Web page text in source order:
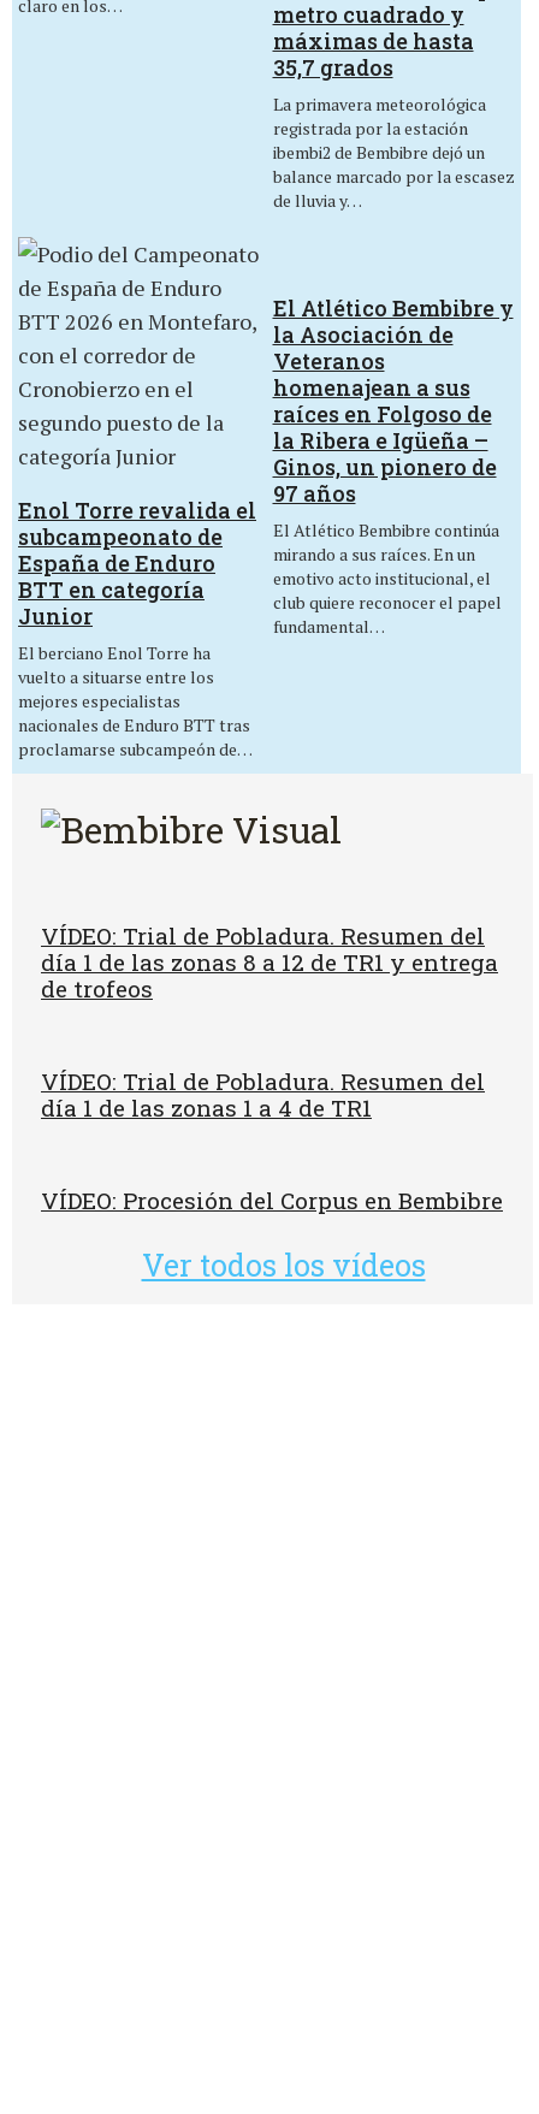
claro en los…
metro cuadrado y
máximas de hasta
35,7 grados
La primavera meteorológica
registrada por la estación
ibembi2 de Bembibre dejó un
balance marcado por la escasez
de lluvia y…
Enol Torre revalida el
subcampeonato de
España de Enduro
BTT en categoría
Junior
El berciano Enol Torre ha
vuelto a situarse entre los
mejores especialistas
nacionales de Enduro BTT tras
proclamarse subcampeón de…
El Atlético Bembibre y
la Asociación de
Veteranos
homenajean a sus
raíces en Folgoso de
la Ribera e Igüeña –
Ginos, un pionero de
97 años
El Atlético Bembibre continúa
mirando a sus raíces. En un
emotivo acto institucional, el
club quiere reconocer el papel
fundamental…
VÍDEO: Trial de Pobladura. Resumen del
día 1 de las zonas 8 a 12 de TR1 y entrega
de trofeos
VÍDEO: Trial de Pobladura. Resumen del
día 1 de las zonas 1 a 4 de TR1
VÍDEO: Procesión del Corpus en Bembibre
Ver todos los vídeos